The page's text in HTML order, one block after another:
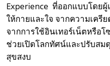
Experience ที่ออกแบบโดย
ให้กายและใจ จากความเครี
จากการใช้อินเทอร์เน็ตหรือ
ช่วยเปิดโลกทัศน์และปรับสม
สุขสงบ